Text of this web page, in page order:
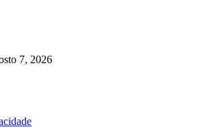
7, 2026